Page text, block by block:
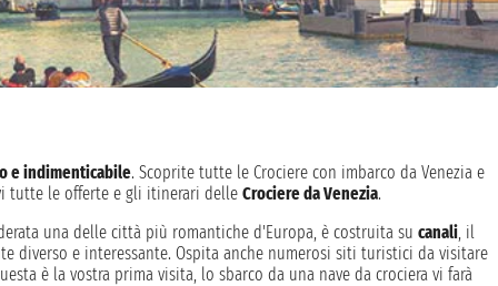
e indimenticabile. Scoprite tutte le Crociere con imbarco da Venezia e
tutte le offerte e gli itinerari delle Crociere da Venezia.
una delle città più romantiche d'Europa, è costruita su canali, il
diverso e interessante. Ospita anche numerosi siti turistici da visitare
è la vostra prima visita, lo sbarco da una nave da crociera vi farà